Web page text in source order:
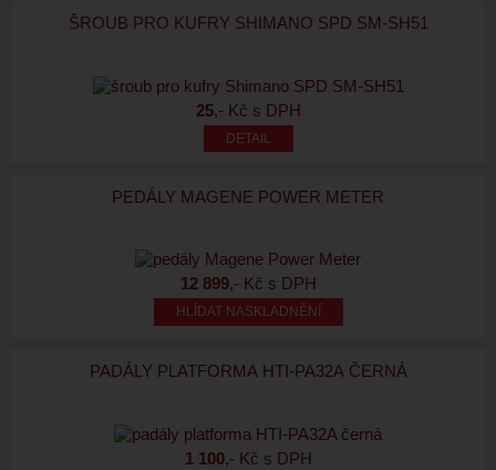
ŠROUB PRO KUFRY SHIMANO SPD SM-SH51
25,- Kč s DPH
PEDÁLY MAGENE POWER METER
12 899,- Kč s DPH
HLÍDAT NASKLADNĚNÍ
PADÁLY PLATFORMA HTI-PA32A ČERNÁ
1 100,- Kč s DPH